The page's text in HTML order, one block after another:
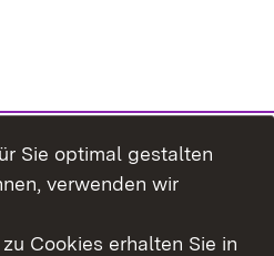
Sie optimal gestalten
verwenden wir
Cookies erhalten Sie in